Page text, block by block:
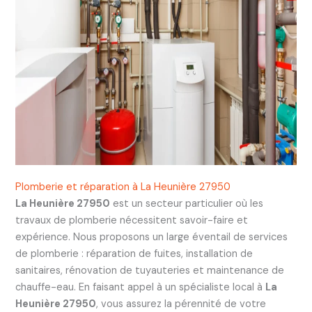
Plomberie et réparation à La Heunière 27950
La Heunière 27950 est un secteur particulier où les
travaux de plomberie nécessitent savoir-faire et
expérience. Nous proposons un large éventail de services
de plomberie : réparation de fuites, installation de
sanitaires, rénovation de tuyauteries et maintenance de
chauffe-eau. En faisant appel à un spécialiste local à La
Heunière 27950, vous assurez la pérennité de votre